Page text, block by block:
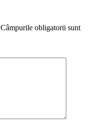
Câmpurile obligatorii sunt